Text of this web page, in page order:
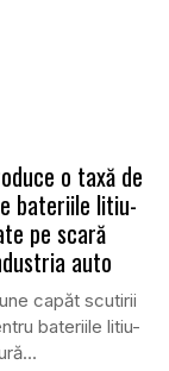
o taxă de
bateriile litiu-
pe scară
auto
capăt scutirii
bateriile litiu-